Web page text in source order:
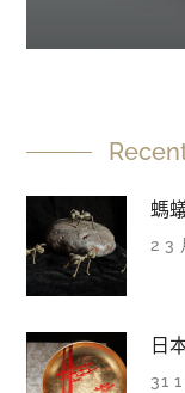
螞
2 3
日
31